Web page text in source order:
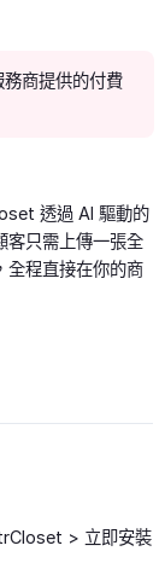
商提供的付費
透過 AI 驅動的
客只需上傳一張全
全程直接在你的商
> 立即安裝